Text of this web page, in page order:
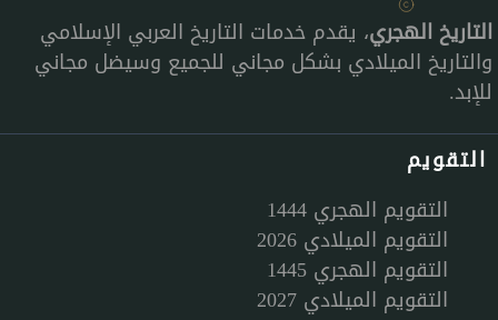
التاريخ الهجري، يقدم خدمات التاريخ العربي الإسلامي
والتاريخ الميلادي بشكل مجاني للجميع وسيضل مجاني
للإبد.
التقويم
التقويم الهجري 1444
التقويم الميلادي 2026
التقويم الهجري 1445
التقويم الميلادي 2027